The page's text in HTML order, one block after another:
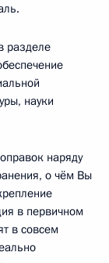
разделе
науки
наряду
о чём Вы
в первичном
в совсем